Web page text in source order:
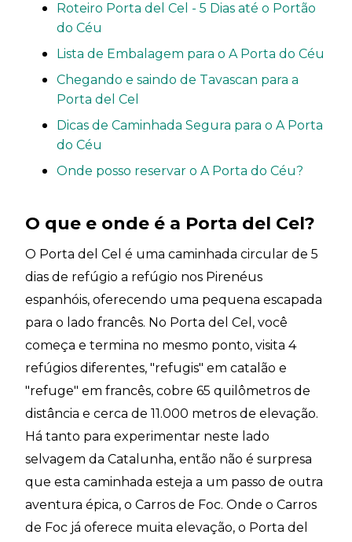
Roteiro Porta del Cel - 5 Dias até o Portão
do Céu
Lista de Embalagem para o A Porta do Céu
Chegando e saindo de Tavascan para a
Porta del Cel
Dicas de Caminhada Segura para o A Porta
do Céu
Onde posso reservar o A Porta do Céu?
O que e onde é a Porta del Cel?
O Porta del Cel é uma caminhada circular de 5
dias de refúgio a refúgio nos Pirenéus
espanhóis, oferecendo uma pequena escapada
para o lado francês. No Porta del Cel, você
começa e termina no mesmo ponto, visita 4
refúgios diferentes, "refugis" em catalão e
"refuge" em francês, cobre 65 quilômetros de
distância e cerca de 11.000 metros de elevação.
Há tanto para experimentar neste lado
selvagem da Catalunha, então não é surpresa
que esta caminhada esteja a um passo de outra
aventura épica, o Carros de Foc. Onde o Carros
de Foc já oferece muita elevação, o Porta del